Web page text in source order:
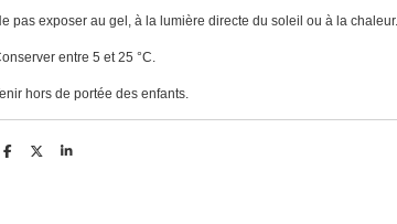
pas exposer au gel, à la lumière directe du soleil ou à la chaleur.
entre 5 et 25 °C.
hors de portée des enfants.
D
D
S